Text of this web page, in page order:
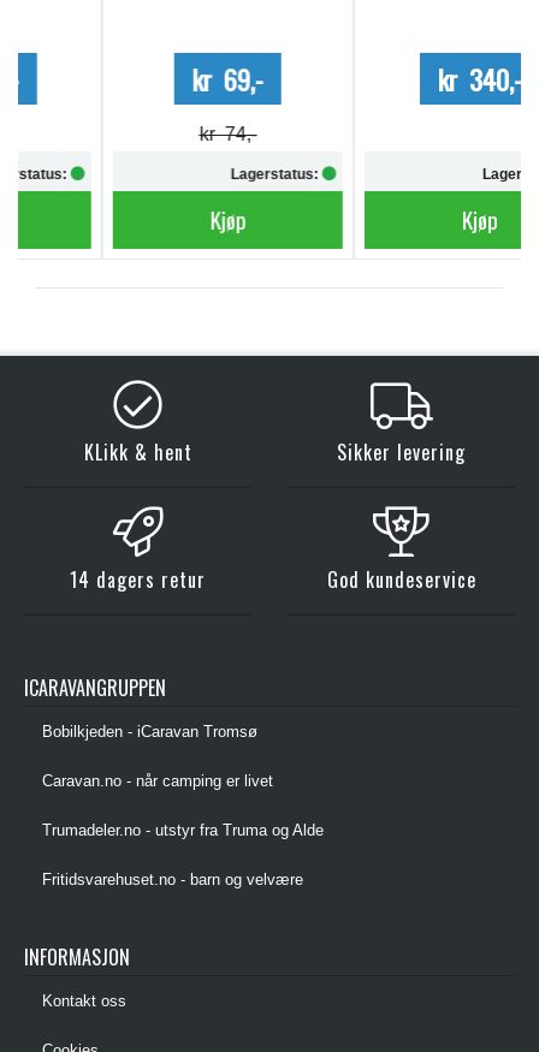
Lagerstatus: Lagerstatus:
KLikk & hent Sikker levering
14 dagers retur God kundeservice
ICARAVANGRUPPEN
Bobilkjeden - iCaravan Tromsø
Caravan.no - når camping er livet
Trumadeler.no - utstyr fra Truma og Alde
Fritidsvarehuset.no - barn og velvære
INFORMASJON
Kontakt oss